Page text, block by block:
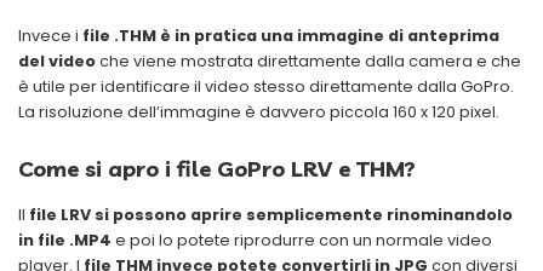
Invece i file .THM è in pratica una immagine di anteprima
del videoche viene mostrata direttamente dalla camera e che
è utile per identificare il video stesso direttamente dalla GoPro.
La risoluzione dell’immagine è davvero piccola 160 x 120 pixel.
Come si apro i file GoPro LRV e THM?
Il file LRV si possono aprire semplicemente rinominandolo
in file .MP4 e poi lo potete riprodurre con un normale video
player. I file THM invece potete convertirli in JPG con diversi